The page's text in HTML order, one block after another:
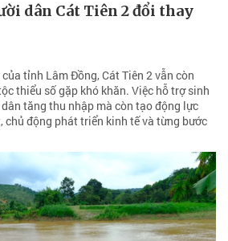
dân Cát Tiên 2 đổi thay
tỉnh Lâm Đồng, Cát Tiên 2 vẫn còn
thiểu số gặp khó khăn. Việc hỗ trợ sinh
tăng thu nhập mà còn tạo động lực
chủ động phát triển kinh tế và từng bước